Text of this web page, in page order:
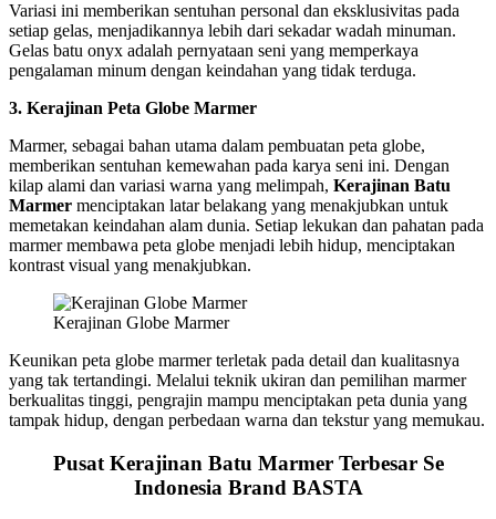
Variasi ini memberikan sentuhan personal dan eksklusivitas pada
setiap gelas, menjadikannya lebih dari sekadar wadah minuman.
Gelas batu onyx adalah pernyataan seni yang memperkaya
pengalaman minum dengan keindahan yang tidak terduga.
3. Kerajinan Peta Globe Marmer
Marmer, sebagai bahan utama dalam pembuatan peta globe,
memberikan sentuhan kemewahan pada karya seni ini. Dengan
kilap alami dan variasi warna yang melimpah, Kerajinan Batu
Marmer menciptakan latar belakang yang menakjubkan untuk
memetakan keindahan alam dunia. Setiap lekukan dan pahatan pada
marmer membawa peta globe menjadi lebih hidup, menciptakan
kontrast visual yang menakjubkan.
Kerajinan Globe Marmer
Keunikan peta globe marmer terletak pada detail dan kualitasnya
yang tak tertandingi. Melalui teknik ukiran dan pemilihan marmer
berkualitas tinggi, pengrajin mampu menciptakan peta dunia yang
tampak hidup, dengan perbedaan warna dan tekstur yang memukau.
Pusat Kerajinan Batu Marmer Terbesar Se
Indonesia Brand BASTA